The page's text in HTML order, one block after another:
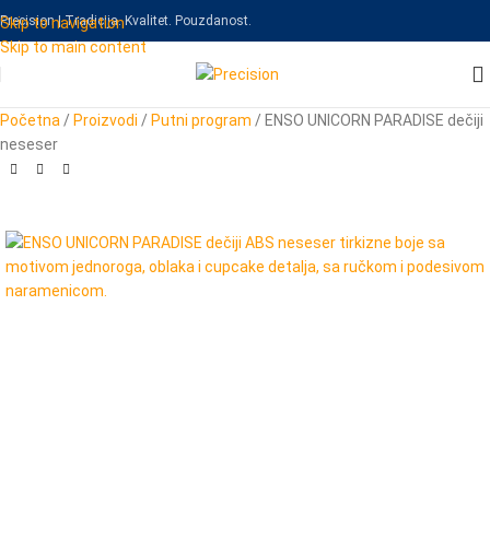
Skip to navigation
Skip to main content
Precision | Tradicija. Kvalitet. Pouzdanost.
Početna / Proizvodi / Putni program / ENSO UNICORN PARADISE dečiji
neseser